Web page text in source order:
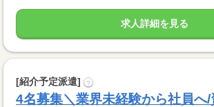
求人詳細を見る
[紹介予定派遣] ?
4名募集＼業界未経験から社員へ